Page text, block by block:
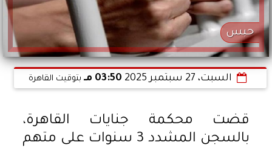
حبس
السبت، 27 سبتمبر 2025 03:50 مـ بتوقيت القاهرة
قضت محكمة جنايات القاهرة،
بالسجن المشدد 3 سنوات على متهم